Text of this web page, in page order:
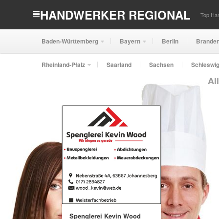
HANDWERKER REGIONAL Top
Baden-Württemberg Bayern Berlin
Rheinland-Pfalz Saarland Sachsen
Spenglerei Kevin Wood